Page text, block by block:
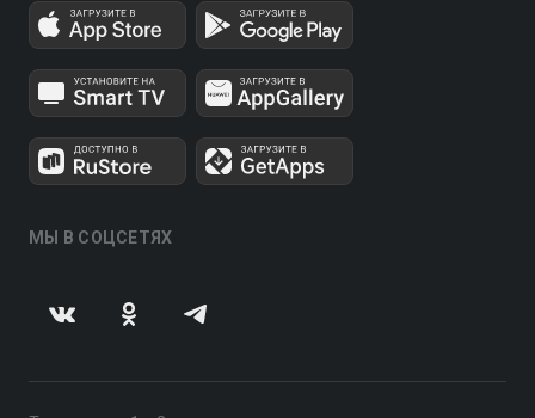
МЫ В СОЦСЕТЯХ